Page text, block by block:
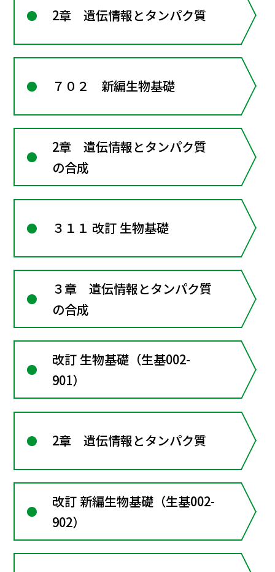
2章 遺伝情報とタンパク質
７０２ 新編生物基礎
2章 遺伝情報とタンパク質
の合成
３１１ 改訂 生物基礎
３章 遺伝情報とタンパク質
の合成
改訂 生物基礎（生基002-
901）
2章 遺伝情報とタンパク質
改訂 新編生物基礎（生基002-
902）